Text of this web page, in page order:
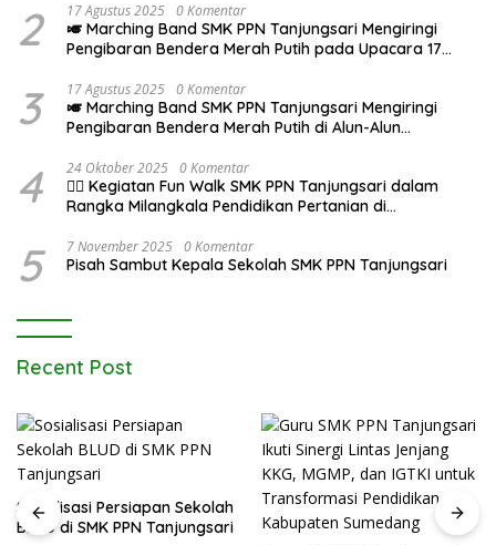
2 17 Agustus 2025 0 Komentar
🎺 Marching Band SMK PPN Tanjungsari Mengiringi
Pengibaran Bendera Merah Putih pada Upacara 17
3 17 Agustus 2025 0 Komentar
🎺 Marching Band SMK PPN Tanjungsari Mengiringi
Pengibaran Bendera Merah Putih di Alun-Alun
4 24 Oktober 2025 0 Komentar
🚶‍♂️ Kegiatan Fun Walk SMK PPN Tanjungsari dalam
Rangka Milangkala Pendidikan Pertanian di
5 7 November 2025 0 Komentar
Pisah Sambut Kepala Sekolah SMK PPN Tanjungsari
Recent Post
Sosialisasi Persiapan Sekolah
BLUD di SMK PPN Tanjungsari